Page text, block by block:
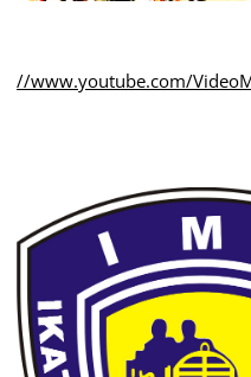
//www.youtube.com/